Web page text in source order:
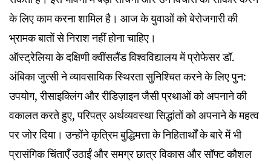
के लिए काम करना शामिल है। आज के युवाओं को बेरोजगारी की
भ्रामक बातों से निराश नहीं होना चाहिए।
ऑस्ट्रेलिया के दक्षिणी क्वींसलैंड विश्वविद्यालय में प्रोफेसर डॉ.
अंबिका जुत्सी ने व्यावसायिक स्थिरता सुनिश्चित करने के लिए पुन:
उपयोग, रीसाइक्लिंग और रीडिज़ाइन जैसी प्रथाओं को अपनाने की
वकालत करते हुए, परिपत्र अर्थव्यवस्था सिद्धांतों को अपनाने के महत्व
पर जोर दिया। उन्होंने कृत्रिम बुद्धिमत्ता के निहितार्थों के बारे में भी
प्रासंगिक चिंताएँ उठाईं और समग्र छात्र विकास और सॉफ्ट कौशल